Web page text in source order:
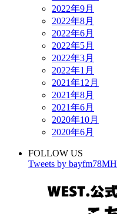
2022年9月
2022年8月
2022年6月
2022年5月
2022年3月
2022年1月
2021年12月
2021年8月
2021年6月
2020年10月
2020年6月
FOLLOW US
Tweets by